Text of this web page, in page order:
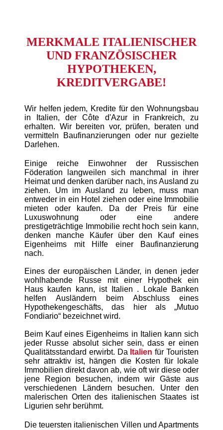
MERKMALE ITALIENISCHER
UND FRANZÖSISCHER
HYPOTHEKEN,
KREDITVERGABE!
Wir helfen jedem, Kredite für den Wohnungsbau
in Italien, der Côte d'Azur in Frankreich, zu
erhalten. Wir bereiten vor, prüfen, beraten und
vermitteln Baufinanzierungen oder nur gezielte
Darlehen.
Einige reiche Einwohner der Russischen
Föderation langweilen sich manchmal in ihrer
Heimat und denken darüber nach, ins Ausland zu
ziehen. Um im Ausland zu leben, muss man
entweder in ein Hotel ziehen oder eine Immobilie
mieten oder kaufen. Da der Preis für eine
Luxuswohnung oder eine andere
prestigeträchtige Immobilie recht hoch sein kann,
denken manche Käufer über den Kauf eines
Eigenheims mit Hilfe einer
Baufinanzierung
nach.
Eines der europäischen Länder, in denen jeder
wohlhabende Russe mit einer
Hypothek ein
Haus kaufen kann, ist
Italien . Lokale Banken
helfen Ausländern beim Abschluss eines
Hypothekengeschäfts, das hier als „Mutuo
Fondiario“ bezeichnet wird.
Beim Kauf eines Eigenheims in Italien kann sich
jeder Russe absolut sicher sein, dass er einen
Qualitätsstandard erwirbt. Da Italien für Touristen
sehr attraktiv ist, hängen die Kosten für lokale
Immobilien direkt davon ab, wie oft wir diese oder
jene Region besuchen, indem wir Gäste aus
verschiedenen Ländern besuchen. Unter den
malerischen Orten des italienischen Staates ist
Ligurien sehr berühmt.
Die teuersten italienischen Villen und Apartments